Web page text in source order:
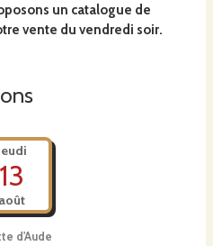
un catalogue de
vente du vendredi soir.
13
août
d'Aude